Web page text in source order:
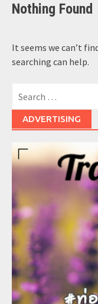
Nothing Found
It seems we can’t
searching can help.
ADVERTISING